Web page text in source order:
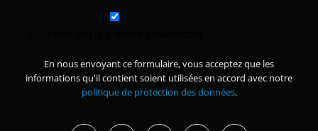
En nous envoyant ce formulaire, vous acceptez que les
informations qu'il contient soient utilisées en accord avec notre
politique de protection des données.